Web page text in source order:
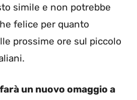
simile e non potrebbe
felice per quanto
prossime ore sul piccolo
un nuovo omaggio a